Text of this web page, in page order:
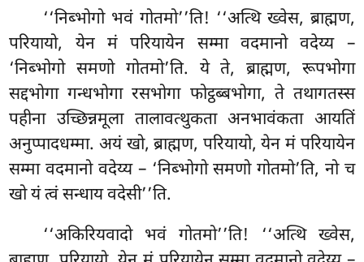
‘‘निब्भोगो भवं गोतमो’’ति! ‘‘अत्थि ख्वेस, ब्राह्मण,
परियायो, येन मं परियायेन सम्मा वदमानो वदेय्य –
‘निब्भोगो समणो गोतमो’ति. ये ते, ब्राह्मण, रूपभोगा
सद्दभोगा गन्धभोगा रसभोगा फोट्ठब्बभोगा, ते तथागतस्स
पहीना उच्छिन्नमूला तालावत्थुकता अनभावंकता आयतिं
अनुप्पादधम्मा. अयं खो, ब्राह्मण, परियायो, येन मं परियायेन
सम्मा वदमानो वदेय्य – ‘निब्भोगो समणो गोतमो’ति, नो च
खो यं त्वं सन्धाय वदेसी’’ति.
‘‘अकिरियवादो भवं गोतमो’’ति! ‘‘अत्थि ख्वेस,